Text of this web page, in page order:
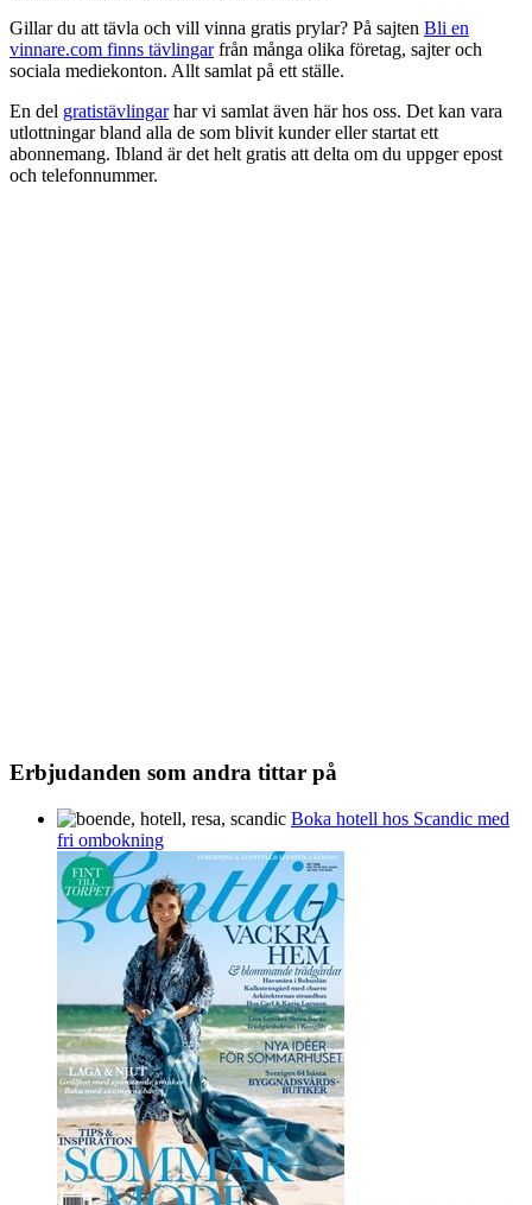
Gillar du att tävla och vill vinna gratis prylar? På sajten Bli en
vinnare.com finns tävlingarfrån många olika företag, sajter och
sociala mediekonton. Allt samlat på ett ställe.
En del gratistävlingarhar vi samlat även här hos oss. Det kan vara
utlottningar bland alla de som blivit kunder eller startat ett
abonnemang. Ibland är det helt gratis att delta om du uppger epost
och telefonnummer.
Erbjudanden som andra tittar på
Boka hotell hos Scandic med
fri ombokning